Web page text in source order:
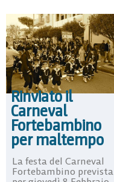
Rinviato il
Carneval
Fortebambino
per maltempo
La festa del Carneval
Fortebambino prevista